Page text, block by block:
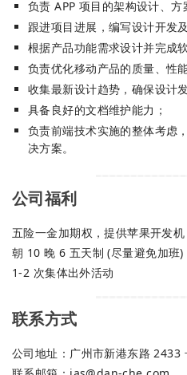
负责 APP 项目的架构设计、方
跟进项目进展，编写设计开发
根据产品功能需求设计并完成
负责优化移动产品的质量、性
收集最新设计趋势，确保设计
具备良好的文档维护能力；
负责前端技术实施的整体考虑
决方案。
公司福利
五险一金加期权，提供苹果开发
朝 10 晚 6 五天制 (尽量避免加班
1-2 次集体出外活动
联系方式
公司地址：广州市新港东路